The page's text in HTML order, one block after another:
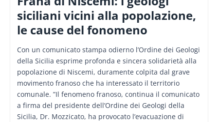
siciliani vicini alla popolazione,
le cause del fonomeno
Con un comunicato stampa odierno l’Ordine dei Geologi
della Sicilia esprime profonda e sincera solidarietà alla
popolazione di Niscemi, duramente colpita dal grave
movimento franoso che ha interessato il territorio
comunale. ”Il fenomeno franoso, continua il comunicato
a firma del presidente dell’Ordine dei Geologi della
Sicilia, Dr. Mozzicato, ha provocato l’evacuazione di